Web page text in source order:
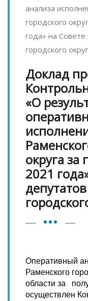
анализа
городского
года» на
городского
Доклад
«О
округа за
2021
Оперативный
Раменского
области за
осуществлен